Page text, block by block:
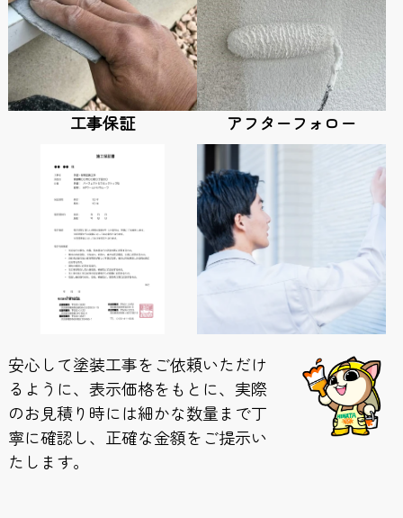
工事保証 アフターフォロー
安心して塗装工事をご依頼いただけ
るように、表示価格をもとに、実際
のお見積り時には細かな数量まで丁
寧に確認し、正確な金額をご提示い
たします。